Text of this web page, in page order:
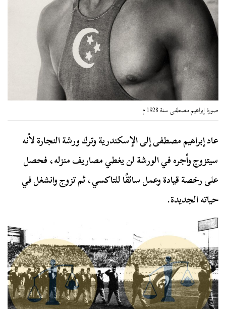
صورة إبراهيم مصطفى سنة 1928 م
عاد إبراهيم مصطفى إلى الإسكندرية وترك ورشة النجارة لأنه
سيتزوج وأجره في الورشة لن يغطي مصاريف منزله، فحصل
على رخصة قيادة وعمل سائقًا للتاكسي، ثم تزوج وانشغل في
حياته الجديدة.